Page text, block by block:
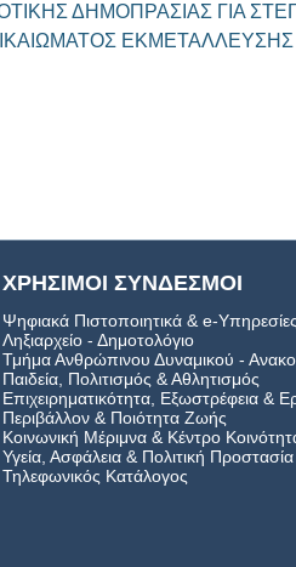
ΔΗΜΟΠΡΑΣΙΑΣ ΓΙΑ
ΧΡΗΣΙΜΟΙ ΣΥΝΔΕΣΜΟΙ
Ψηφιακά Πιστοποιητικά & e-Υπηρεσίες
Ληξιαρχείο - Δημοτολόγιο
Τμήμα Ανθρώπινου Δυναμικού -
Παιδεία, Πολιτισμός & Αθλητισμός
Επιχειρηματικότητα, Εξωστρέφεια &
Περιβάλλον & Ποιότητα Ζωής
Kοινωνική Μέριμνα & Κέντρο
Υγεία, Ασφάλεια & Πολιτική Προστασία
Τηλεφωνικός Κατάλογος